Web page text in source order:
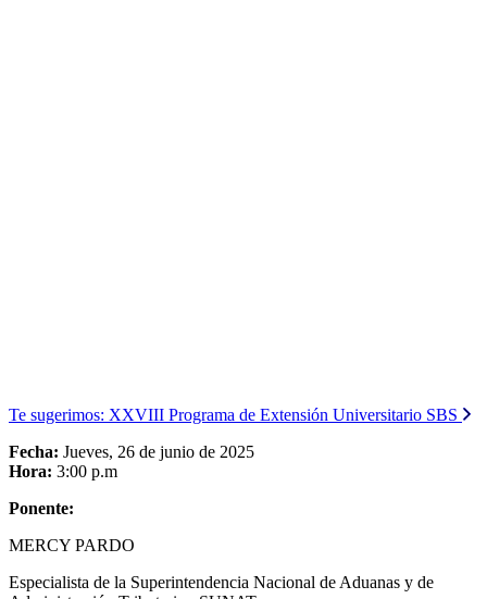
Te sugerimos: XXVIII Programa de Extensión Universitario SBS
Fecha: Jueves, 26 de junio de 2025
Hora: 3:00 p.m
Ponente:
MERCY PARDO
Especialista de la Superintendencia Nacional de Aduanas y de